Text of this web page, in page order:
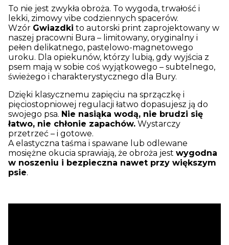
To nie jest zwykła obroża. To wygoda, trwałość i
lekki, zimowy vibe codziennych spacerów.
Wzór Gwiazdki to autorski print zaprojektowany w
naszej pracowni Bura – limitowany, oryginalny i
pełen delikatnego, pastelowo-magnetowego
uroku. Dla opiekunów, którzy lubią, gdy wyjścia z
psem mają w sobie coś wyjątkowego – subtelnego,
świeżego i charakterystycznego dla Bury.
Dzięki klasycznemu zapięciu na sprzączkę i
pięciostopniowej regulacji łatwo dopasujesz ją do
swojego psa. Nie nasiąka wodą, nie brudzi się
łatwo, nie chłonie zapachów. Wystarczy
przetrzeć – i gotowe.
A elastyczna taśma i spawane lub odlewane
mosiężne okucia sprawiają, że obroża jest wygodna
w noszeniu i bezpieczna nawet przy większym
psie.